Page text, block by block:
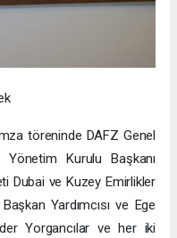
töreninde DAFZ Genel
Kurulu Başkanı
Dubai ve Kuzey Emirlikler
Yardımcısı ve Ege
Yorgancılar ve her iki